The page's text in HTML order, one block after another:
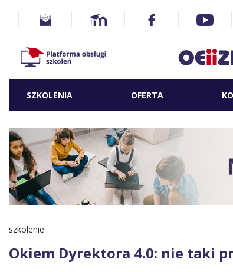
SZKOLENIA OFERTA
szkolenie
Okiem Dyrektora 4.0: nie taki